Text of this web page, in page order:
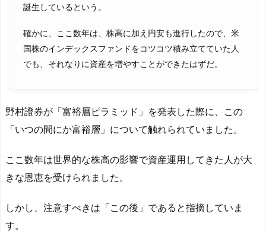
誕生しているという。
確かに、ここ数年は、株高に加え円安も進行したので、米
国株のインデックスファンドをコツコツ積み立てていた人
でも、それなりに資産を増やすことができたはずだ。
野村證券が「富裕層ピラミッド」を発表した際に、この
「いつの間にか富裕層」について触れられていました。
ここ数年は世界的な株高の影響で資産運用してきた人が大
きな恩恵を受けられました。
しかし、注意すべきは「この後」であると指摘していま
す。